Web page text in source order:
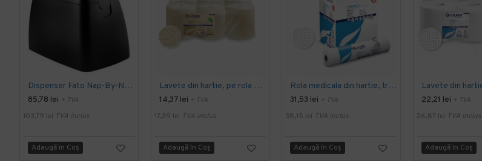
Dispenser Fato Nap-By-Nap Table, Lucart
85,78 lei + TVA
103,79 lei TVA inclus
Adaugă în Coş
Lavete din hartie, pe rola cu derulare centrala, maro - EcoNatural 135 Joint, LUCART
14,37 lei + TVA
17,39 lei TVA inclus
Adaugă în Coş
Rola medicala din hartie, tratata antimicrobian, alba - Strong 80 Joint, LUCART
31,53 lei + TVA
38,15 lei TVA inclus
Adaugă în Coş
22,21 lei + TVA
26,87 lei TVA inclus
Adaugă în Coş